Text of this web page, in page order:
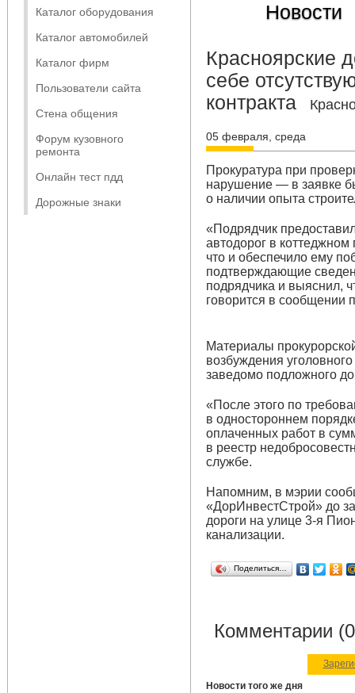
Каталог оборудования
Каталог автомобилей
Каталог фирм
Пользователи сайта
Стена общения
Форум кузовного
ремонта
Онлайн тест пдд
Дорожные знаки
Новости
Красноярские
себе
контракта
05 февраля, среда
Прокуратура при
нарушение — в заявке
о наличии опыта
«Подрядчик
автодорог в
что и обеспечило ему
подтверждающие
подрядчика и выяснил,
говорится в сообщении
Материалы
возбуждения
заведомо подложного
«После этого по
в одностороннем
оплаченных работ в
в реестр
службе.
Напомним, в мэрии
«ДорИнвестСтрой» до
дороги на улице 3-я
канализации.
Поделиться…
Комментарии
Новости того же дня